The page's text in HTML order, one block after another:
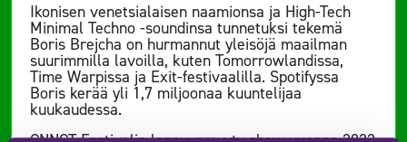
Ikonisen venetsialaisen naamionsa ja High-Tech
Minimal Techno -soundinsa tunnetuksi tekemä
Boris Brejcha on hurmannut yleisöjä maailman
suurimmilla lavoilla, kuten Tomorrowlandissa,
Time Warpissa ja Exit-festivaalilla. Spotifyssa
Boris kerää yli 1,7 miljoonaa kuuntelijaa
kuukaudessa.